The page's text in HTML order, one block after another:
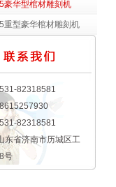
豪华型棺材雕刻机
重型豪华棺材雕刻机
82318581
82318581
东省济南市历城区工
号